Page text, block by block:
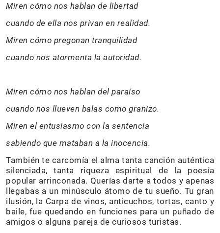
Miren cómo nos hablan de libertad
cuando de ella nos privan en realidad.
Miren cómo pregonan tranquilidad
cuando nos atormenta la autoridad.
Miren cómo nos hablan del paraíso
cuando nos llueven balas como granizo.
Miren el entusiasmo con la sentencia
sabiendo que mataban a la inocencia.
También te carcomía el alma tanta canción auténtica
silenciada, tanta riqueza espiritual de la poesía
popular arrinconada. Querías darte a todos y apenas
llegabas a un minúsculo átomo de tu sueño. Tu gran
ilusión, la Carpa de vinos, anticuchos, tortas, canto y
baile, fue quedando en funciones para un puñado de
amigos o alguna pareja de curiosos turistas.